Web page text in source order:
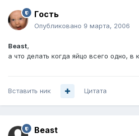
Гoсть
Опубликовано 9 марта, 2006
Beast,
а что делать когда яйцо всего одно, в
Вставить ник Цитата
Beast